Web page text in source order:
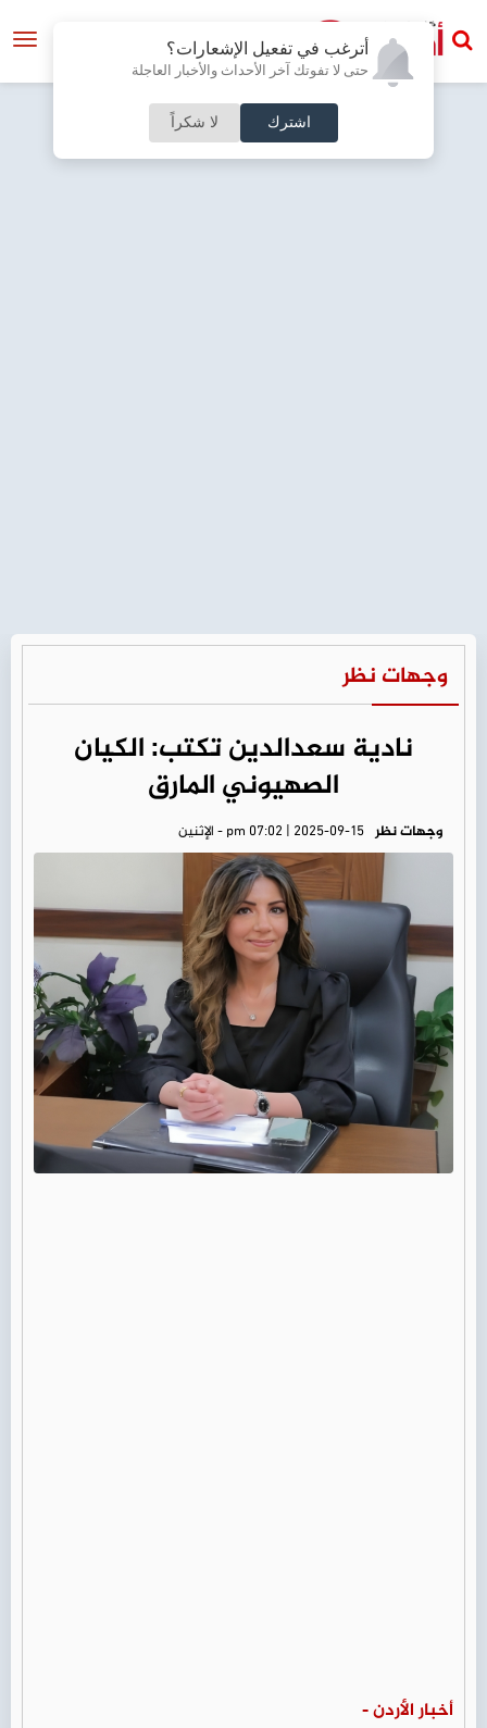
أترغب في تفعيل الإشعارات؟
حتى لا تفوتك آخر الأحداث والأخبار العاجلة
اشترك لا شكراً
وجهات نظر
نادية سعدالدين تكتب: الكيان
الصهيوني المارق
وجهات نظر pm 07:02 | 2025-09-15 - الإثنين
أخبار الأردن -